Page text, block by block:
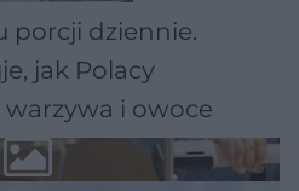
porcji dziennie.
jak Polacy
i owoce